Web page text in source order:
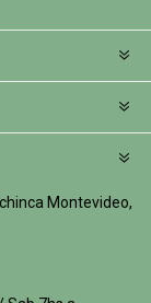
Montevideo,